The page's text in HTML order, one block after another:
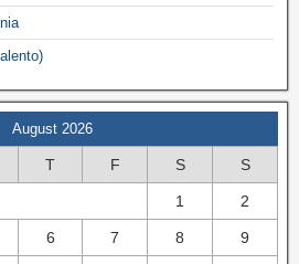
August 2026
T F S S
1 2
6 7 8 9